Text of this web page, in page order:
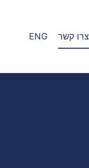
צרו קשר ENG